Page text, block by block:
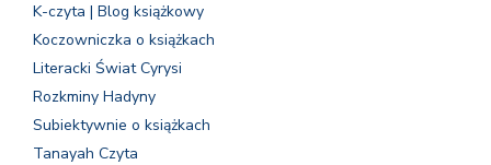
K-czyta | Blog książkowy
Koczowniczka o książkach
Literacki Świat Cyrysi
Rozkminy Hadyny
Subiektywnie o książkach
Tanayah Czyta